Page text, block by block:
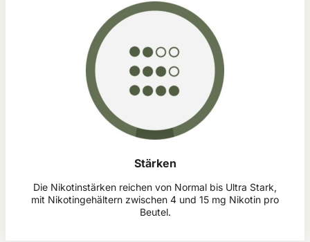
Stärken
Die Nikotinstärken reichen von Normal bis Ultra Stark,
mit Nikotingehältern zwischen 4 und 15 mg Nikotin pro
Beutel.